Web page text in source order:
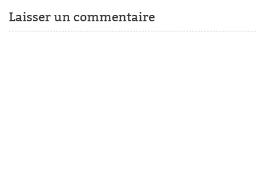
Laisser un commentaire